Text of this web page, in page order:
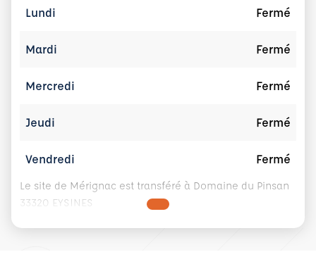
Lundi Fermé
Mardi Fermé
Mercredi Fermé
Jeudi Fermé
Vendredi Fermé
Le site de Mérignac est transféré à Domaine du Pinsan
33320 EYSINES